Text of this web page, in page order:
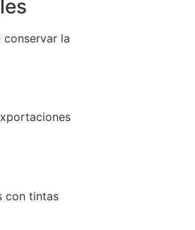
la
con tintas